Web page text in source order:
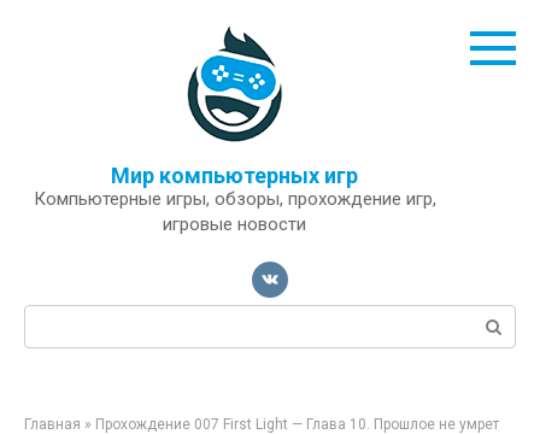
Мир компьютерных игр
Компьютерные игры, обзоры, прохождение игр,
игровые новости
Поиск:
Главная » Прохождение 007 First Light — Глава 10. Прошлое не умрет